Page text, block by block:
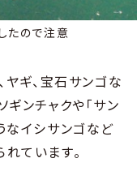
たので注意
ヤギ、宝石サンゴな
ンチャクや「サン
なイシサンゴなど
ています。